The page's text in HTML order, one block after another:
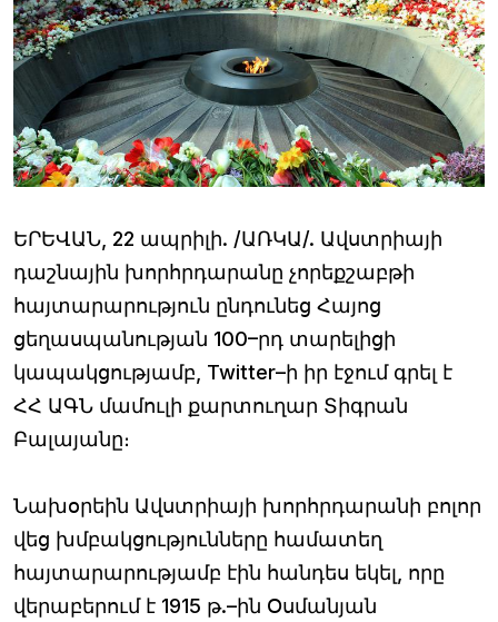
ԵՐԵՎԱՆ, 22 ապրիլի. /ԱՌԿԱ/. Ավստրիայի
դաշնային խորհրդարանը չորեքշաբթի
հայտարարություն ընդունեց Հայոց
ցեղասպանության 100–րդ տարելիցի
կապակցությամբ, Twitter–ի իր էջում գրել է
ՀՀ ԱԳՆ մամուլի քարտուղար Տիգրան
Բալայանը։
Նախօրեին Ավստրիայի խորհրդարանի բոլոր
վեց խմբակցությունները համատեղ
հայտարարությամբ էին հանդես եկել, որը
վերաբերում է 1915 թ.–ին Օսմանյան